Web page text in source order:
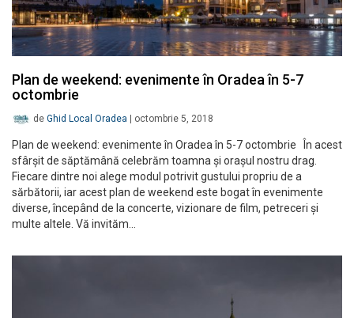
Plan de weekend: evenimente în Oradea în 5-7
octombrie
de Ghid Local Oradea octombrie 5, 2018
Plan de weekend: evenimente în Oradea în 5-7 octombrie În acest
sfârșit de săptămână celebrăm toamna și orașul nostru drag.
Fiecare dintre noi alege modul potrivit gustului propriu de a
sărbătorii, iar acest plan de weekend este bogat în evenimente
diverse, începând de la concerte, vizionare de film, petreceri și
multe altele. Vă invităm…